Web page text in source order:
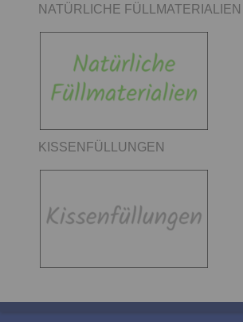
NATÜRLICHE FÜLLMATERIALIEN
KISSENFÜLLUNGEN